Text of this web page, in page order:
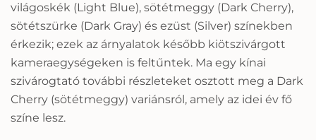
világoskék (Light Blue), sötétmeggy (Dark Cherry),
sötétszürke (Dark Gray) és ezüst (Silver) színekben
érkezik; ezek az árnyalatok később kiötszivárgott
kameraegységeken is feltűntek. Ma egy kínai
szivárogtató további részleteket osztott meg a Dark
Cherry (sötétmeggy) variánsról, amely az idei év fő
színe lesz.